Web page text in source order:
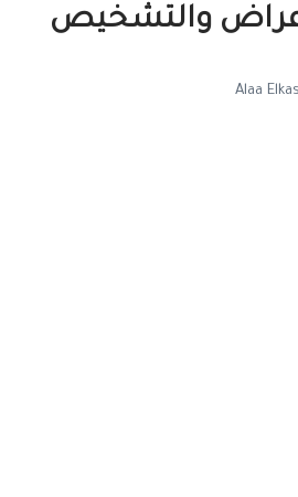
والتشخيص
Alaa